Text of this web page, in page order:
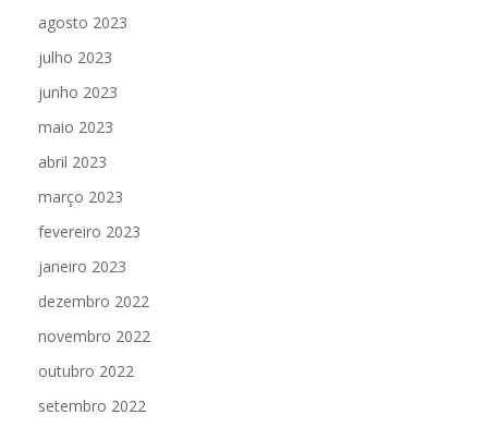
agosto 2023
julho 2023
junho 2023
maio 2023
abril 2023
março 2023
fevereiro 2023
janeiro 2023
dezembro 2022
novembro 2022
outubro 2022
setembro 2022